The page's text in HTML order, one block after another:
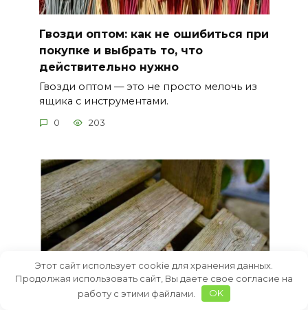
Гвозди оптом: как не ошибиться при
покупке и выбрать то, что
действительно нужно
Гвозди оптом — это не просто мелочь из
ящика с инструментами.
0 203
Этот сайт использует cookie для хранения данных.
Продолжая использовать сайт, Вы даете свое согласие на
работу с этими файлами.
OK